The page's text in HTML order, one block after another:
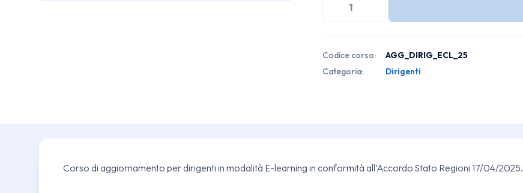
Aggiornamento
quantità
Codice corso:
AGG_DIRIG_ECL_25
Categoria:
Dirigenti
Corso di aggiornamento per dirigenti in modalità E-learning in conformità all’Accordo Stato Regioni 17/04/2025.